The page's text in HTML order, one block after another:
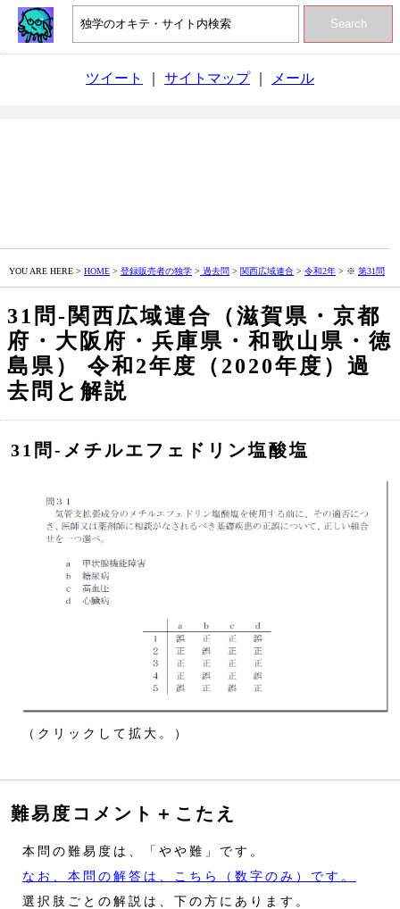
Search
ツイート サイトマップ｜ メール
YOU ARE HERE > HOME > 登録販売者の独学 > 過去問 > 関西広域連合 > 令和2年 > ※ 第31問
31問‐関西広域連合（滋賀県・京都
府・大阪府・兵庫県・和歌山県・徳
島県） 令和2年度（2020年度）過
去問と解説
31問‐メチルエフェドリン塩酸塩
（クリックして拡大。）
難易度コメント＋こたえ
本問の難易度は、「やや難」です。
なお、本問の解答は、こちら（数字のみ）です。
選択肢ごとの解説は、下の方にあります。